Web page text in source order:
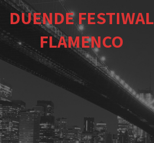
DUENDE FESTIWAL
FLAMENCO